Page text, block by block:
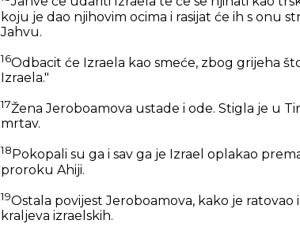
koju je dao njihovim ocima i rasijat će ih s onu
Jahvu.
16Odbacit će Izraela kao smeće, zbog grijeha
Izraela."
17Žena Jeroboamova ustade i ode. Stigla je u
mrtav.
18 Pokopali su ga i sav ga je Izrael oplakao
proroku Ahiji.
19Ostala povijest Jeroboamova, kako je ratovao
kraljeva izraelskih.